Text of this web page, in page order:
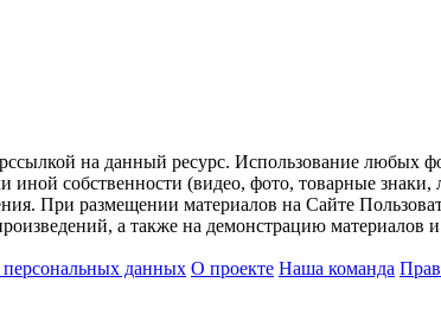
на данный ресурс. Использование любых
собственности (видео, фото, товарные знаки,
При размещении материалов на Сайте
а также на демонстрацию материалов
персональных данных О проекте Наша команда